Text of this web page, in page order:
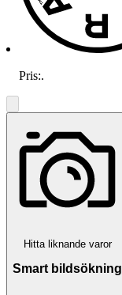
Pris:.
Hitta liknande varor
Smart bildsökning